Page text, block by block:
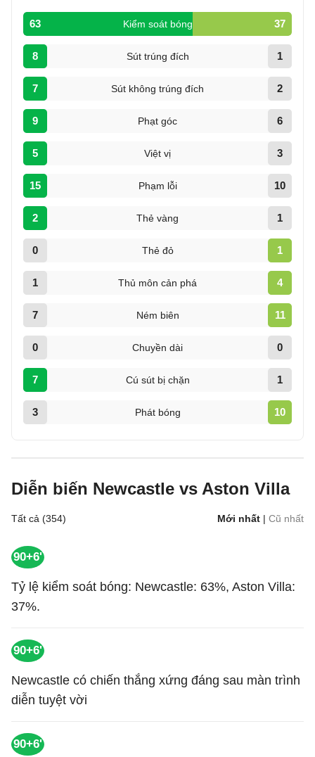
63 Kiểm soát bóng 37
8 Sút trúng đích 1
7 Sút không trúng đích 2
9 Phạt góc 6
5 Việt vị 3
15 Phạm lỗi 10
2 Thẻ vàng 1
0 Thẻ đỏ 1
1 Thủ môn cản phá 4
7 Ném biên 11
0 Chuyền dài 0
7 Cú sút bị chặn 1
3 Phát bóng 10
Diễn biến Newcastle vs Aston Villa
Tất cả (354) Mới nhất | Cũ nhất
90+6'
Tỷ lệ kiểm soát bóng: Newcastle: 63%, Aston Villa:
37%.
90+6'
Newcastle có chiến thắng xứng đáng sau màn trình
diễn tuyệt vời
90+6'